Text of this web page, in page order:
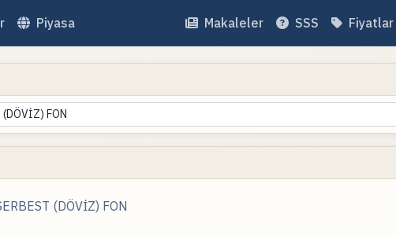
Piyasa Makaleler SSS Fiyatlar
(DÖVİZ) FON
(DÖVİZ) FON